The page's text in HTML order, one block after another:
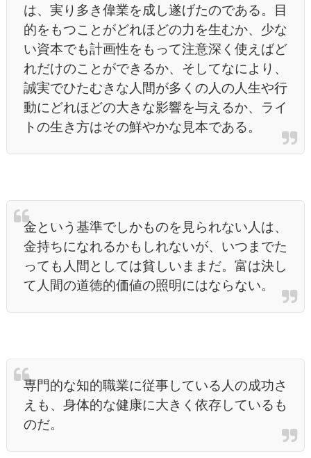
は、実り多き偉業を成し遂げたのである。目
的をもつことがどれほどの力を生むか、少な
い資本でも計画性をもって注意深く使えばど
れだけのことができるか、そしてなにより、
誠実でひたむきな人間が多くの人の人生や行
動にどれほどの大きな影響を与えるか、ライ
トの生き方はその鮮やかな見本である。
金という基準でしかものを見られない人は、
金持ちになれるかもしれないが、いつまでた
っても人間としては貧しいままだ。富は決し
て人間の道徳的価値の照明にはならない。
専門的な知的職業に従事している人の成功さ
えも、身体的な健康に大きく依存しているも
のだ。